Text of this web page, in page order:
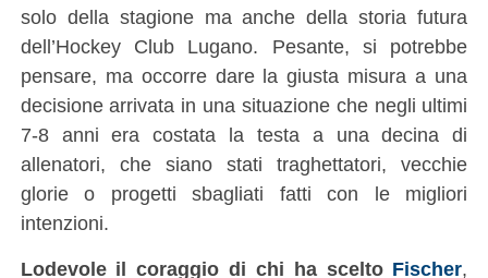
solo della stagione ma anche della storia futura
dell’Hockey Club Lugano. Pesante, si potrebbe
pensare, ma occorre dare la giusta misura a una
decisione arrivata in una situazione che negli ultimi
7-8 anni era costata la testa a una decina di
allenatori, che siano stati traghettatori, vecchie
glorie o progetti sbagliati fatti con le migliori
intenzioni.
Lodevole il coraggio di chi ha scelto Fischer,